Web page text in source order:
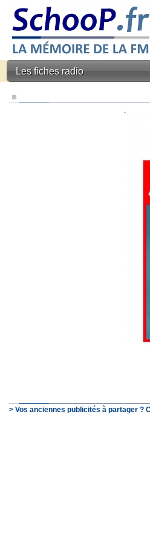
Les fiches radio
> Vos anciennes publicités à partager ?